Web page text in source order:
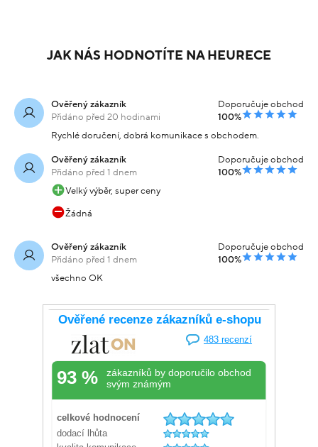
dekorem 2.85g
Skladem 12 999 Kč
-20% kód:
SRPEN20
10 399 Kč
Koupit s kódem
kód: 000062301244
12 999 Kč
SRPEN20
10 399 Kč
Koupit s kódem
JAK NÁS HODNOTÍTE NA HEURECE
Ověřený zákazník
Přidáno před 20 hodinami
100%
Rychlé doručení, dobrá komunikace s obchodem.
Ověřený zákazník
Přidáno před 1 dnem
Doporučuje obchod
100%
Velký výběr, super ceny